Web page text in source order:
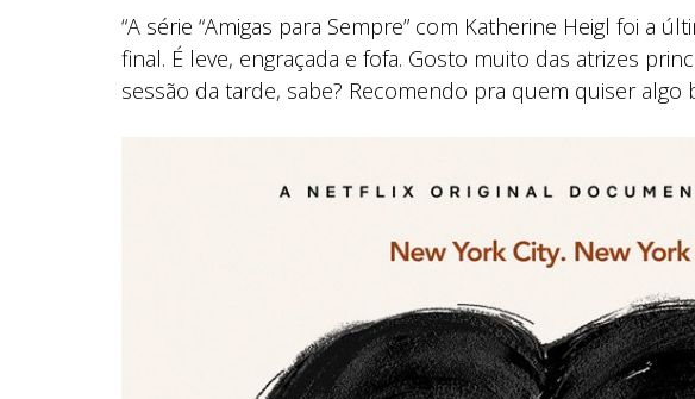
“A série “Amigas para Sempre” com Katherine Heigl foi a
final. É leve, engraçada e fofa. Gosto muito das atrizes
sessão da tarde, sabe? Recomendo pra quem quiser algo